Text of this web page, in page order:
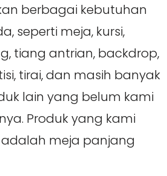
berbagai kebutuhan
seperti meja, kursi,
tiang antrian, backdrop,
tirai, dan masih banyak
lain yang belum kami
Produk yang kami
meja panjang